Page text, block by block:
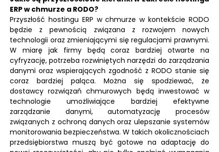
ERP w chmurze a RODO?
Przyszłość hostingu ERP w chmurze w kontekście RODO
będzie z pewnością związana z rozwojem nowych
technologii oraz zmieniającymi się regulacjami prawnymi.
W miarę jak firmy będą coraz bardziej otwarte na
cyfryzację, potrzeba rozwiniętych narzędzi do zarządzania
danymi oraz wspierających zgodność z RODO stanie się
coraz bardziej paląca. Można się spodziewać, że
dostawcy rozwiązań chmurowych będą inwestować w
technologie umożliwiające bardziej efektywne
zarządzanie danymi, automatyzację procesów
związanych z ochroną danych oraz ulepszanie systemów
monitorowania bezpieczeństwa. W takich okolicznościach
przedsiębiorstwa muszą być gotowe na adaptację do